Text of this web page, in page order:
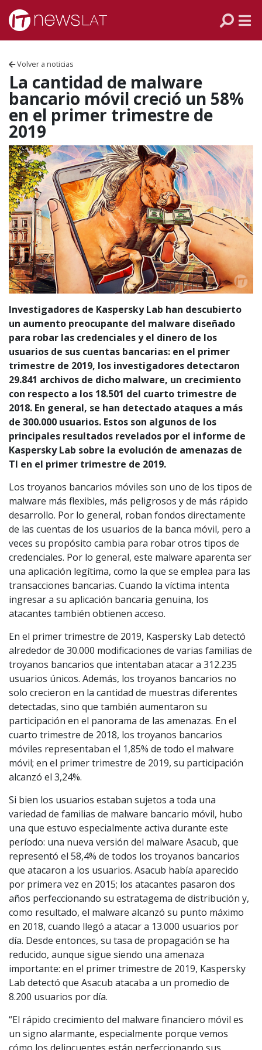
Skip to content
Volver a noticias
La cantidad de malware
bancario móvil creció un 58%
en el primer trimestre de
2019
Investigadores de Kaspersky Lab han descubierto
un aumento preocupante del malware diseñado
para robar las credenciales y el dinero de los
usuarios de sus cuentas bancarias: en el primer
trimestre de 2019, los investigadores detectaron
29.841 archivos de dicho malware, un crecimiento
con respecto a los 18.501 del cuarto trimestre de
2018. En general, se han detectado ataques a más
de 300.000 usuarios. Estos son algunos de los
principales resultados revelados por el informe de
Kaspersky Lab sobre la evolución de amenazas de
TI en el primer trimestre de 2019.
Los troyanos bancarios móviles son uno de los tipos de
malware más flexibles, más peligrosos y de más rápido
desarrollo. Por lo general, roban fondos directamente
de las cuentas de los usuarios de la banca móvil, pero a
veces su propósito cambia para robar otros tipos de
credenciales. Por lo general, este malware aparenta ser
una aplicación legítima, como la que se emplea para las
transacciones bancarias. Cuando la víctima intenta
ingresar a su aplicación bancaria genuina, los
atacantes también obtienen acceso.
En el primer trimestre de 2019, Kaspersky Lab detectó
alrededor de 30.000 modificaciones de varias familias de
troyanos bancarios que intentaban atacar a 312.235
usuarios únicos. Además, los troyanos bancarios no
solo crecieron en la cantidad de muestras diferentes
detectadas, sino que también aumentaron su
participación en el panorama de las amenazas. En el
cuarto trimestre de 2018, los troyanos bancarios
móviles representaban el 1,85% de todo el malware
móvil; en el primer trimestre de 2019, su participación
alcanzó el 3,24%.
Si bien los usuarios estaban sujetos a toda una
variedad de familias de malware bancario móvil, hubo
una que estuvo especialmente activa durante este
período: una nueva versión del malware Asacub, que
representó el 58,4% de todos los troyanos bancarios
que atacaron a los usuarios. Asacub había aparecido
por primera vez en 2015; los atacantes pasaron dos
años perfeccionando su estratagema de distribución y,
como resultado, el malware alcanzó su punto máximo
en 2018, cuando llegó a atacar a 13.000 usuarios por
día. Desde entonces, su tasa de propagación se ha
reducido, aunque sigue siendo una amenaza
importante: en el primer trimestre de 2019, Kaspersky
Lab detectó que Asacub atacaba a un promedio de
8.200 usuarios por día.
“El rápido crecimiento del malware financiero móvil es
un signo alarmante, especialmente porque vemos
VENEZUELA
ECUADOR
CHILE
ARGENTINA
MÉXICO